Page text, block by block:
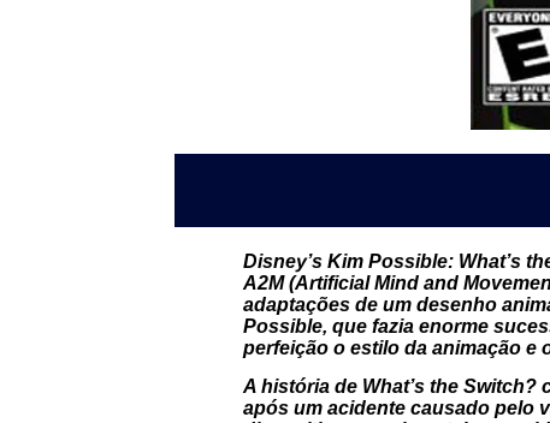
Disney’s Kim Possible: What’s
A2M (Artificial Mind and
adaptações de um desenho
Possible, que fazia enorme
perfeição o estilo da animação e
A história de What’s the Switch?
após um acidente causado pelo